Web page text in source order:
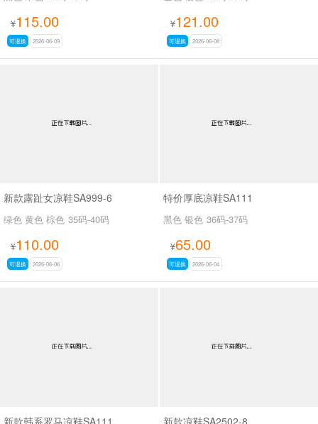
¥115.00
可退换 2026-06-09
¥121.00
可退换 2026-06-08
新款露趾女凉鞋SA999-6
绿色 黄色 棕色 35码-40码
¥110.00
可退换 2026-06-06
特价厚底凉鞋SA111
黑色 银色 36码-37码
¥65.00
可退换 2026-06-04
新款韩系罗马凉鞋SA111 新款凉鞋SA2502-8